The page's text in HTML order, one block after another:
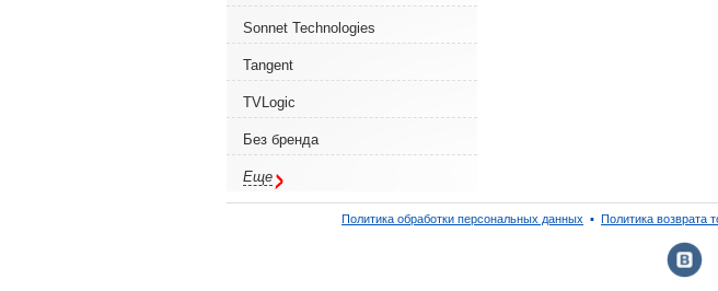
Sonnet Technologies
Tangent
TVLogic
Без бренда
Еще
Политика обработки персональных данных ▪ Политика возврата